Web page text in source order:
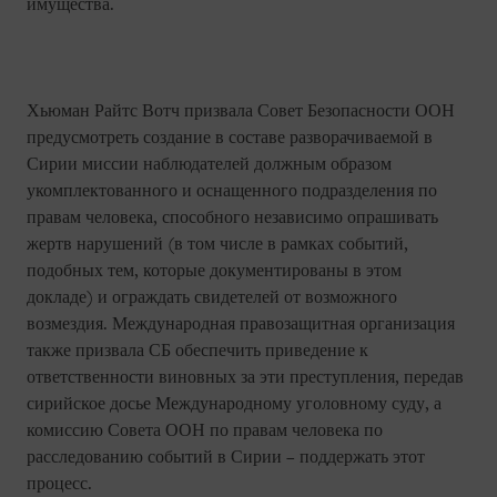
имущества.
Хьюман Райтс Вотч призвала Совет Безопасности ООН
предусмотреть создание в составе разворачиваемой в
Сирии миссии наблюдателей должным образом
укомплектованного и оснащенного подразделения по
правам человека, способного независимо опрашивать
жертв нарушений (в том числе в рамках событий,
подобных тем, которые документированы в этом
докладе) и ограждать свидетелей от возможного
возмездия. Международная правозащитная организация
также призвала СБ обеспечить приведение к
ответственности виновных за эти преступления, передав
сирийское досье Международному уголовному суду, а
комиссию Совета ООН по правам человека по
расследованию событий в Сирии – поддержать этот
процесс.